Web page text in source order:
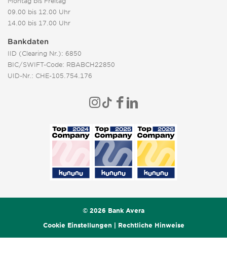
09.00 bis 12.00 Uhr
14.00 bis 17.00 Uhr
Bankdaten
IID (Clearing Nr.): 6850
BIC/SWIFT-Code: RBABCH22850
UID-Nr.: CHE-105.754.176
© 2026 Bank Avera
Cookie Einstellungen | Rechtliche Hinweise